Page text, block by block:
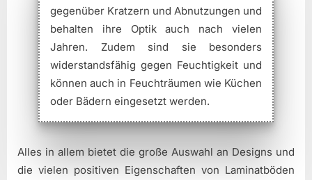
gegenüber Kratzern und Abnutzungen und
behalten ihre Optik auch nach vielen
Jahren. Zudem sind sie besonders
widerstandsfähig gegen Feuchtigkeit und
können auch in Feuchträumen wie Küchen
oder Bädern eingesetzt werden.
Alles in allem bietet die große Auswahl an Designs und
die vielen positiven Eigenschaften von Laminatböden